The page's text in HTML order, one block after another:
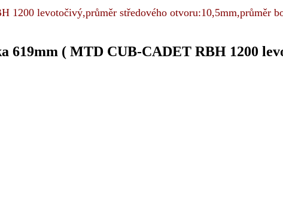
1200 levotočivý,průměr středového otvoru:10,5mm,průměr
619mm ( MTD CUB-CADET RBH 1200